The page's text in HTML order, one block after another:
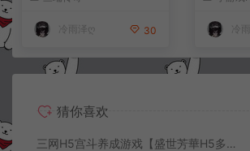
冷雨泽ღ 30
+详细搭建
冷
猜你喜欢
三网H5宫斗养成游戏【盛世芳華H5多区跨服代金券内购优化版】8月最新整理Linux手工服务端+CDK授权后台+全资源安卓+详细搭建教程+视频教程